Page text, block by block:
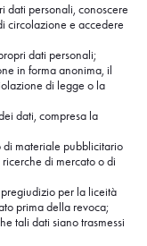
dati personali, conoscere
circolazione e accedere
dati personali;
in forma anonima, il
di legge o la
dati, compresa la
materiale pubblicitario
di mercato o di
per la liceità
prima della revoca;
tali dati siano trasmessi